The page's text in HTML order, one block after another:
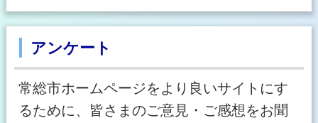
アンケート
常総市ホームページをより良いサイトにす
るために、皆さまのご意見・ご感想をお聞